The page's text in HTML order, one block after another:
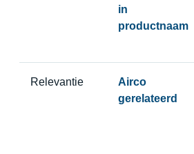
in
productnaam
Relevantie
Airco
gerelateerd